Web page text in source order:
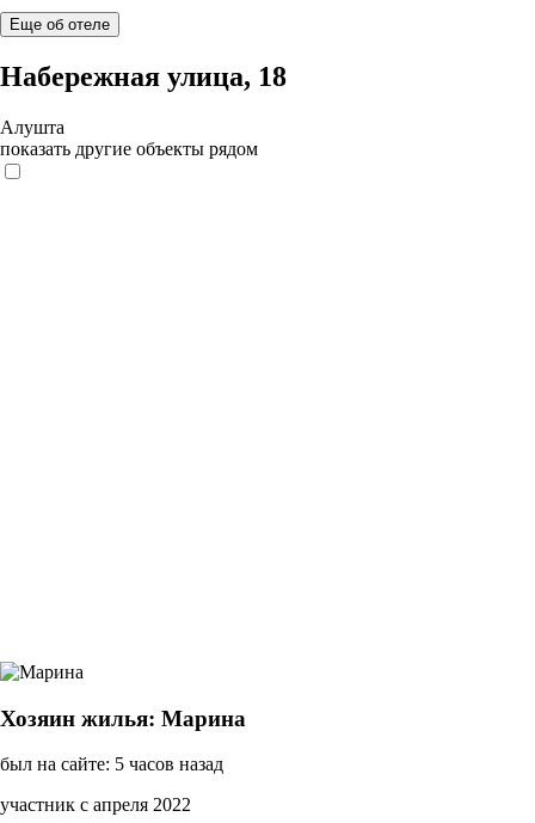
Еще об отеле
Набережная улица, 18
Алушта
показать другие объекты рядом
Хозяин жилья: Марина
был на сайте: 5 часов назад
участник с апреля 2022